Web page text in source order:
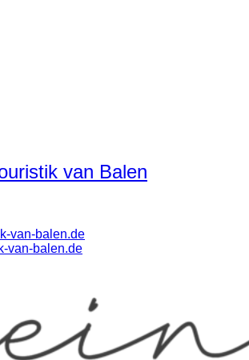
van Balen
van-balen.de
van-balen.de